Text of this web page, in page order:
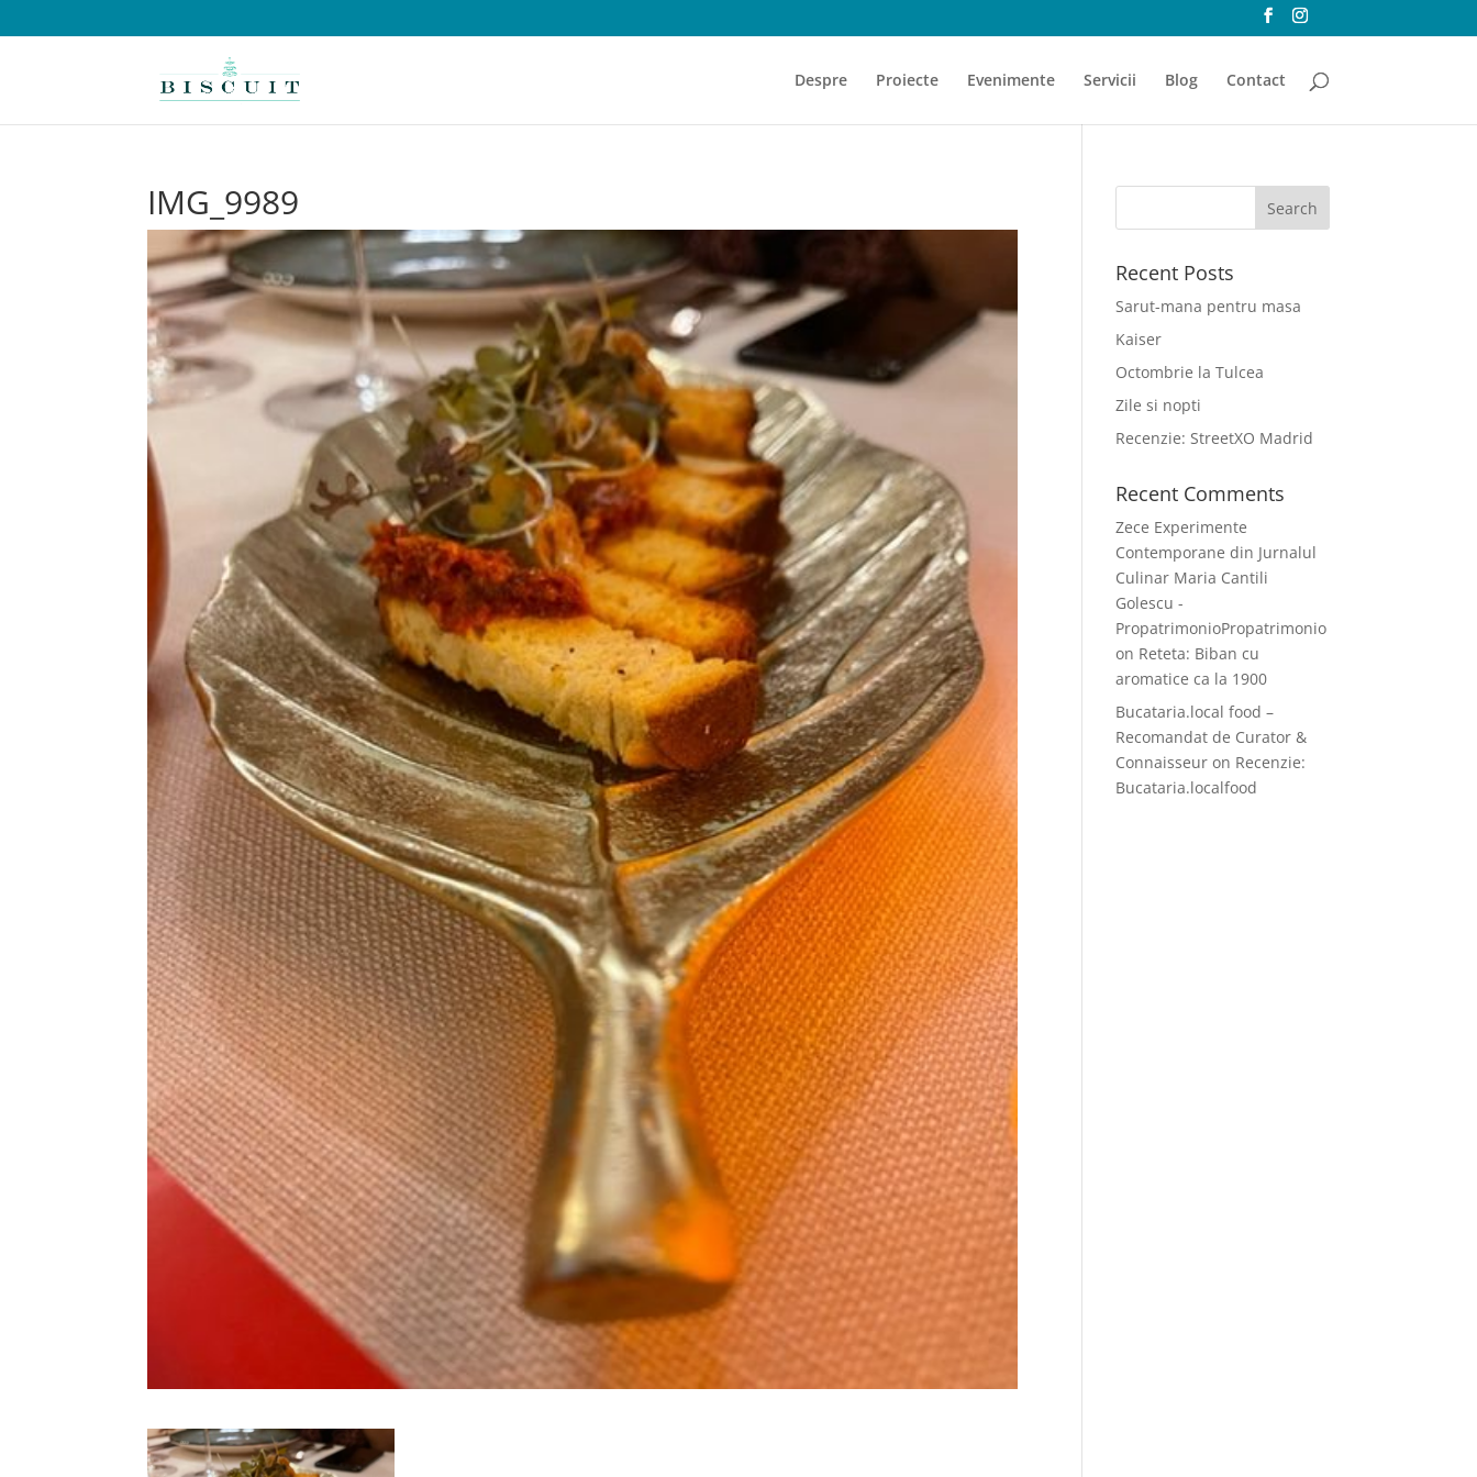
Despre Proiecte Evenimente Servicii Blog Contact
IMG_9989
Recent Posts
Sarut-mana pentru masa
Kaiser
Octombrie la Tulcea
Zile si nopti
Recenzie: StreetXO Madrid
Recent Comments
Zece Experimente
Contemporane din Jurnalul
Culinar Maria Cantili
Golescu -
PropatrimonioPropatrimonio
on Reteta: Biban cu
aromatice ca la 1900
Bucataria.local food –
Recomandat de Curator &
Connaisseur on Recenzie:
Bucataria.localfood